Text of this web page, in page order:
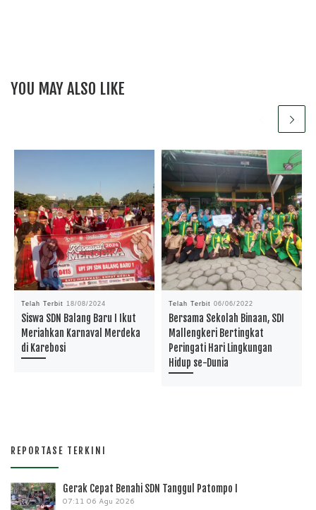
YOU MAY ALSO LIKE
Telah Terbit18/08/2024
Siswa SDN Balang Baru I Ikut
Meriahkan Karnaval Merdeka
di Karebosi
Telah Terbit06/06/2022
Bersama Sekolah Binaan, SDI
Mallengkeri Bertingkat
Peringati Hari Lingkungan
Hidup se-Dunia
REPORTASE TERKINI
Gerak Cepat Benahi SDN Tanggul Patompo I
07:11 06 Agu 2026